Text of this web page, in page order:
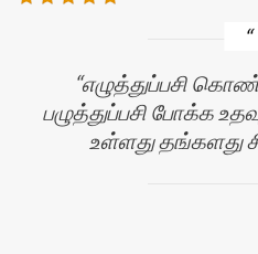
எழுத்துப்பசி
பழுத்துப்பசி போக்க
உள்ளது தங்களது